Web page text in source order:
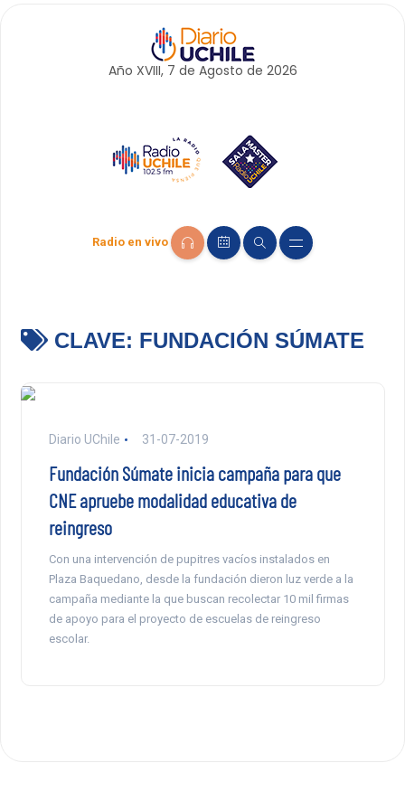
Año XVIII, 7 de Agosto de 2026
Radio en vivo
CLAVE: FUNDACIÓN SÚMATE
Diario UChile 31-07-2019
Fundación Súmate inicia campaña para que
CNE apruebe modalidad educativa de
reingreso
Con una intervención de pupitres vacíos instalados en
Plaza Baquedano, desde la fundación dieron luz verde a la
campaña mediante la que buscan recolectar 10 mil firmas
de apoyo para el proyecto de escuelas de reingreso
escolar.